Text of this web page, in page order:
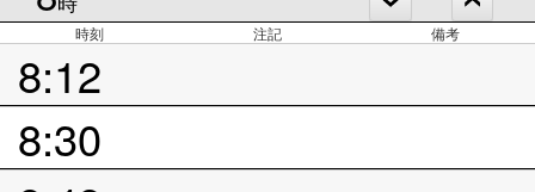
時刻 注記 備考
8:12
8:30